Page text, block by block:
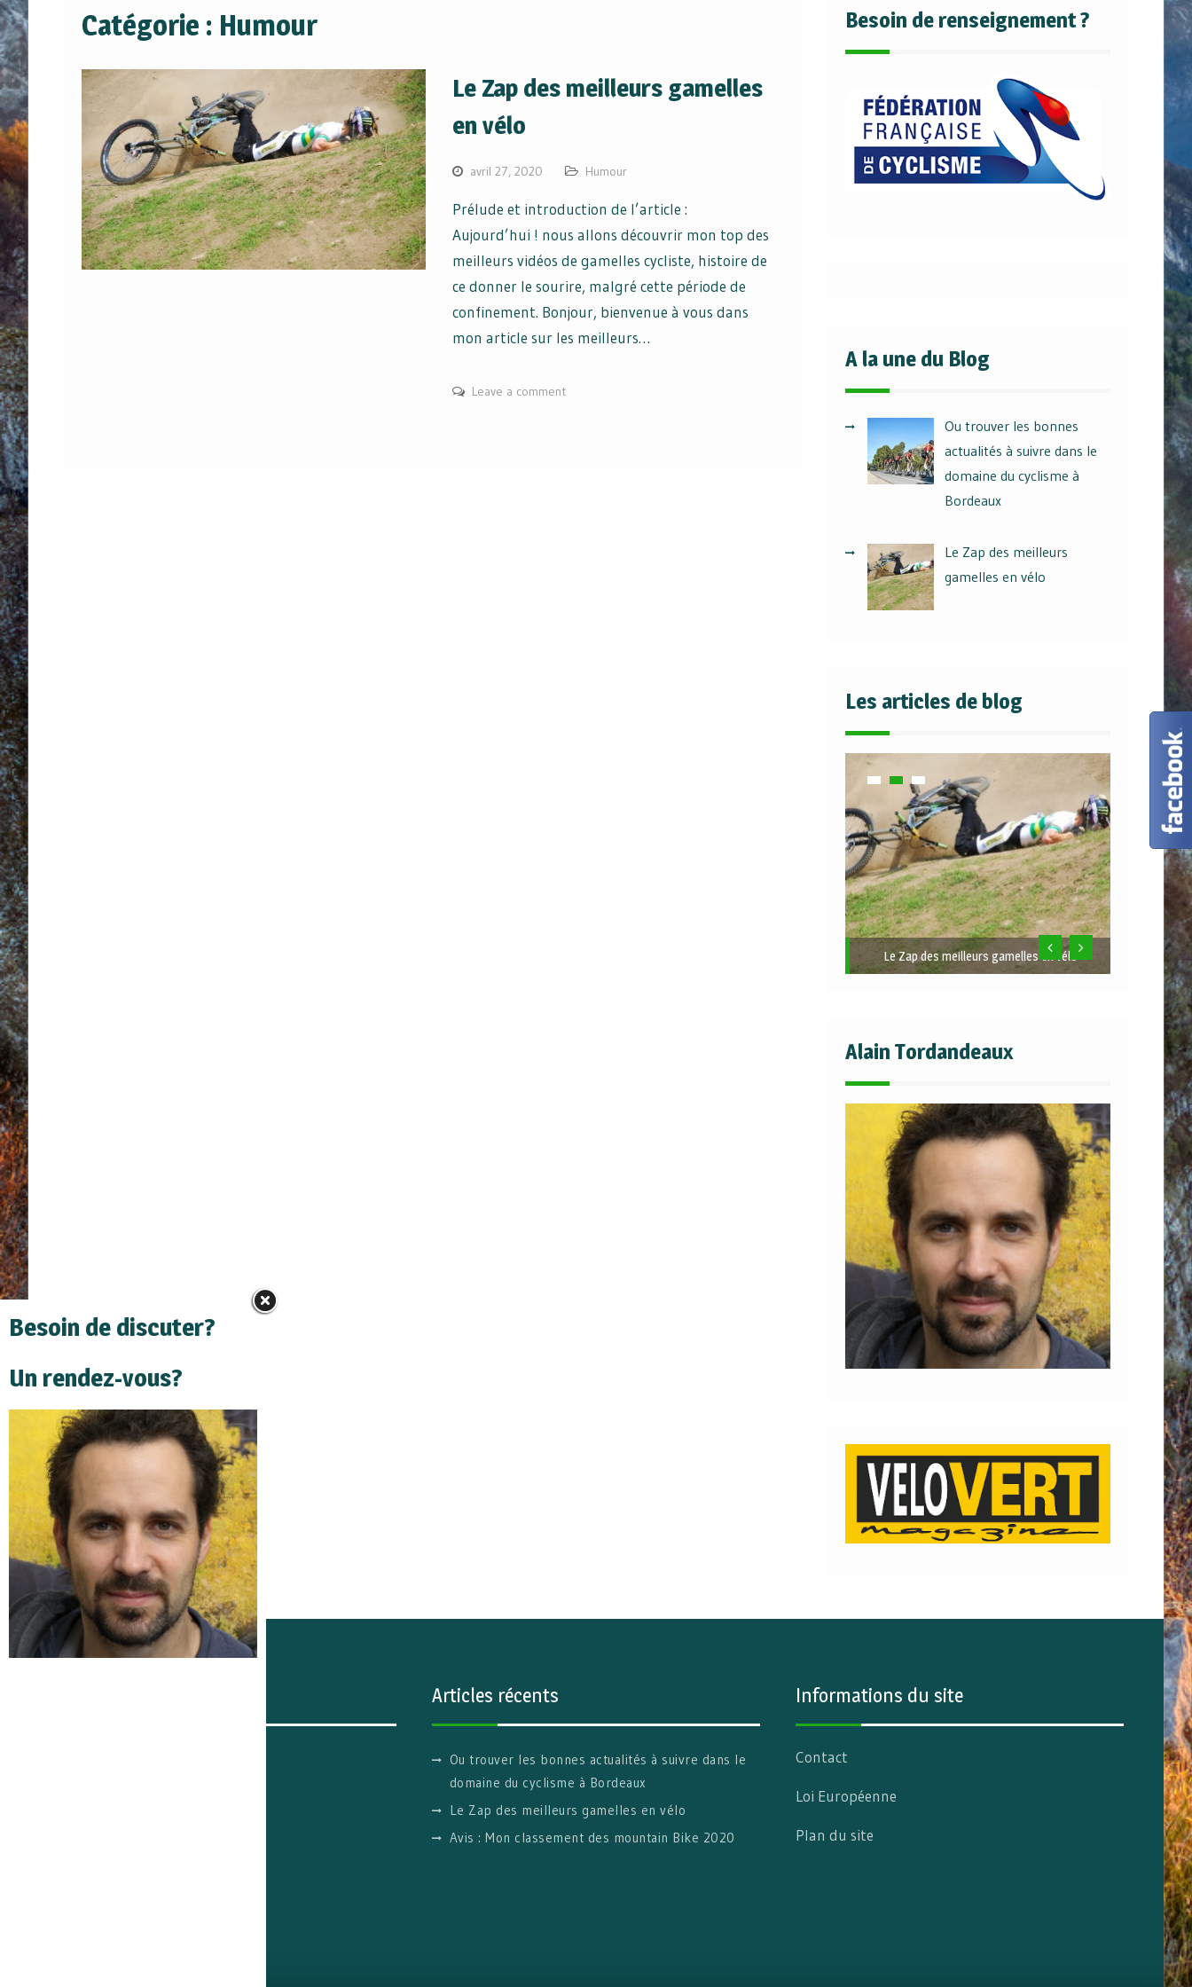
Catégorie : Humour
Le Zap des meilleurs gamelles
en vélo
avril 27, 2020 Humour
Prélude et introduction de l’article :
Aujourd’hui ! nous allons découvrir mon top des
meilleurs vidéos de gamelles cycliste, histoire de
ce donner le sourire, malgré cette période de
confinement. Bonjour, bienvenue à vous dans
mon article sur les meilleurs…
Leave a comment
Besoin de renseignement ?
A la une du Blog
Ou trouver les bonnes
actualités à suivre dans le
domaine du cyclisme à
Bordeaux
Le Zap des meilleurs
gamelles en vélo
Les articles de blog
Le Zap des meilleurs gamelles en vélo
Alain Tordandeaux
Articles récents
Ou trouver les bonnes actualités à suivre dans le
domaine du cyclisme à Bordeaux
Le Zap des meilleurs gamelles en vélo
Avis : Mon classement des mountain Bike 2020
Informations du site
Contact
Loi Européenne
Plan du site
Besoin de discuter?
Un rendez-vous?